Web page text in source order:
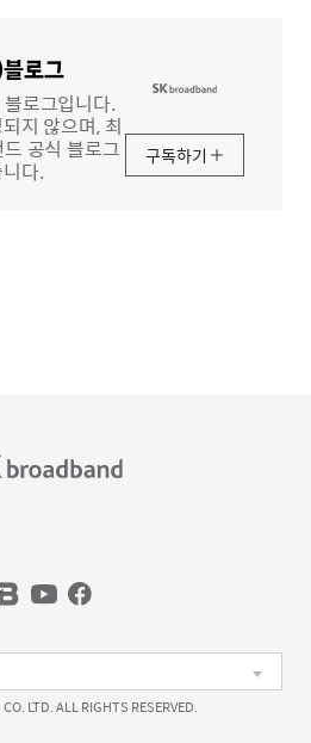
로그
로그입니다.
지 않으며, 최
공식 블로그
다.
구독하기
LTD. ALL RIGHTS RESERVED.